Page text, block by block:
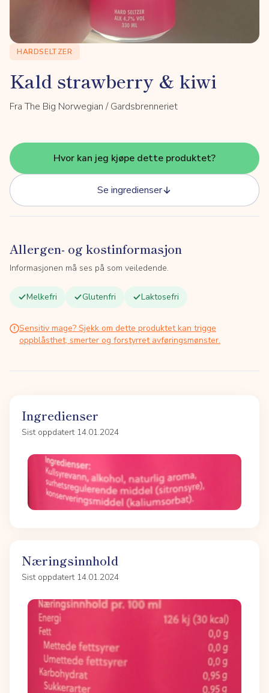
HARDSELTZER
Kald strawberry & kiwi
Fra The Big Norwegian / Gardsbrenneriet
Hvor kan jeg kjøpe dette produktet?
Se ingredienser
Allergen- og kostinformasjon
Informasjonen må ses på som veiledende.
Melkefri Glutenfri Laktosefri
Sensitiv mage? Sjekk om dette produktet kan trigge
oppblåsthet, smerter og forstyrret avføringsmønster.
Ingredienser
Sist oppdatert 14.01.2024
Næringsinnhold
Sist oppdatert 14.01.2024